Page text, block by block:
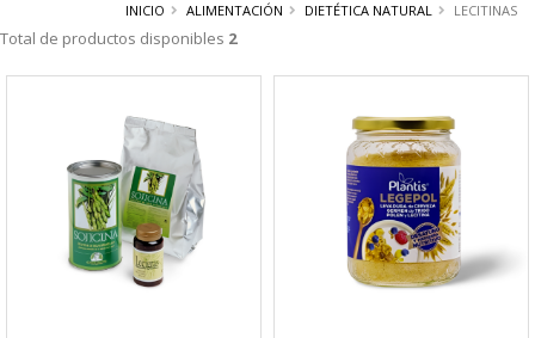
INICIO ALIMENTACIÓN DIETÉTICA NATURAL LECITINAS
Total de productos disponibles 2